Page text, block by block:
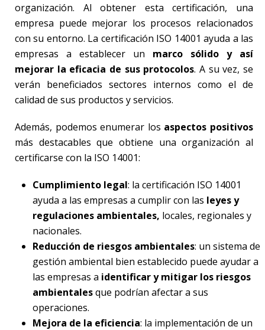
organización. Al obtener esta certificación, una
empresa puede mejorar los procesos relacionados
con su entorno. La certificación ISO 14001 ayuda a las
empresas a establecer un marco sólido y así
mejorar la eficacia de sus protocolos. A su vez, se
verán beneficiados sectores internos como el de
calidad de sus productos y servicios.
Además, podemos enumerar los aspectos positivos
más destacables que obtiene una organización al
certificarse con la ISO 14001:
Cumplimiento legal: la certificación ISO 14001
ayuda a las empresas a cumplir con las leyes y
regulaciones ambientales, locales, regionales y
nacionales.
Reducción de riesgos ambientales: un sistema de
gestión ambiental bien establecido puede ayudar a
las empresas a identificar y mitigar los riesgos
ambientalesque podrían afectar a sus
operaciones.
Mejora de la eficiencia: la implementación de un